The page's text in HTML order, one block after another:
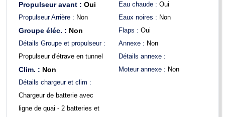
Propulseur avant : Oui
Propulseur Arrière : Non
Groupe éléc. : Non
Détails Groupe et propulseur :
Propulseur d'étrave en tunnel
Clim. : Non
Détails chargeur et clim :
Chargeur de batterie avec
ligne de quai - 2 batteries et
Eau chaude : Oui
Eaux noires : Non
Flaps : Oui
Annexe : Non
Détails annexe :
Moteur annexe : Non